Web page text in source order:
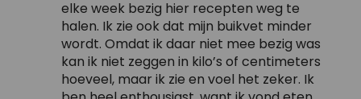
elke week bezig hier recepten weg te
halen. Ik zie ook dat mijn buikvet minder
wordt. Omdat ik daar niet mee bezig was
kan ik niet zeggen in kilo’s of centimeters
hoeveel, maar ik zie en voel het zeker. Ik